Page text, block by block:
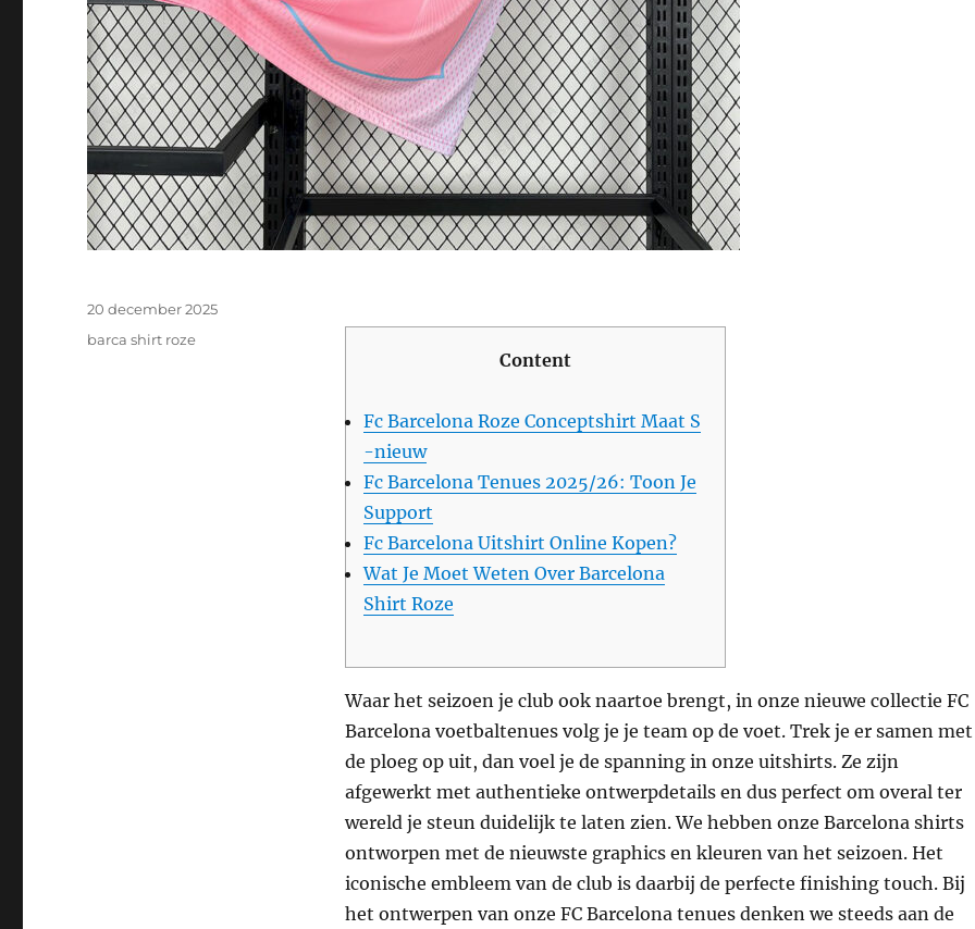
Content
Fc Barcelona Roze Conceptshirt Maat S
-nieuw
Fc Barcelona Tenues 2025/26: Toon Je
Support
Fc Barcelona Uitshirt Online Kopen?
Wat Je Moet Weten Over Barcelona
Shirt Roze
Waar het seizoen je club ook naartoe brengt, in onze nieuwe collectie FC
Barcelona voetbaltenues volg je je team op de voet. Trek je er samen met
de ploeg op uit, dan voel je de spanning in onze uitshirts. Ze zijn
afgewerkt met authentieke ontwerpdetails en dus perfect om overal ter
wereld je steun duidelijk te laten zien. We hebben onze Barcelona shirts
ontworpen met de nieuwste graphics en kleuren van het seizoen. Het
iconische embleem van de club is daarbij de perfecte finishing touch. Bij
het ontwerpen van onze FC Barcelona tenues denken we steeds aan de
Geplaatst
op
20 december 2025
Categorieën
barca shirt roze